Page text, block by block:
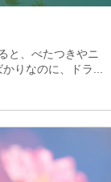
と、べたつきやニ
りなのに、ドラ...